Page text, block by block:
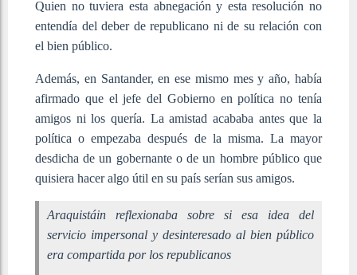
Quien no tuviera esta abnegación y esta resolución no
entendía del deber de republicano ni de su relación con
el bien público.
Además, en Santander, en ese mismo mes y año, había
afirmado que el jefe del Gobierno en política no tenía
amigos ni los quería. La amistad acababa antes que la
política o empezaba después de la misma. La mayor
desdicha de un gobernante o de un hombre público que
quisiera hacer algo útil en su país serían sus amigos.
Araquistáin reflexionaba sobre si esa idea del
servicio impersonal y desinteresado al bien público
era compartida por los republicanos